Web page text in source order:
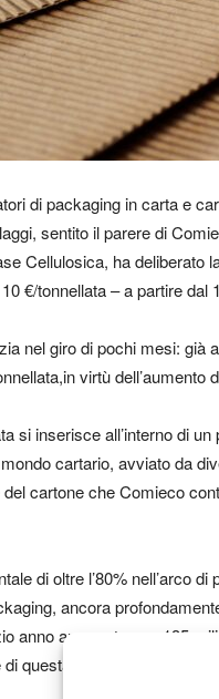
di packaging in carta e
sentito il parere di
Cellulosica, ha deliberato
€/tonnellata – a partire dal
nel giro di pochi mesi:
virtù
si inserisce all’interno di
cartario, avviato da
cartone che Comieco
di oltre l’80% nell’arco
ancora
anno ammontano a 135
questa ulteriore